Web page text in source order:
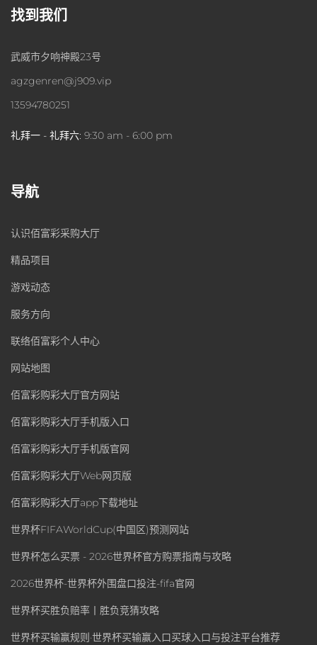
找到我们
武威市夕响神殿23号
agzgenren@j909.vip
13594780251
礼拜一 - 礼拜六: 9:30 am - 6:00 pm
导航
认识佰富彩采购大厅
精品项目
游戏动态
服务方向
联络佰富彩个人中心
网站地图
佰富彩购彩大厅官方网站
佰富彩购彩大厅手机版入口
佰富彩购彩大厅手机版官网
佰富彩购彩大厅Web网页版
佰富彩购彩大厅app下载地址
世界杯FIFAWorldCup(中国区)预测网站
世界杯怎么买票 - 2026世界杯官方购票指南与攻略
2026世界杯-世界杯外围盘口投注-fifa官网
世界杯买胜负赔率丨胜负竞猜攻略
世界杯买输赢规则·世界杯买输赢入口买球入口与投注平台推荐